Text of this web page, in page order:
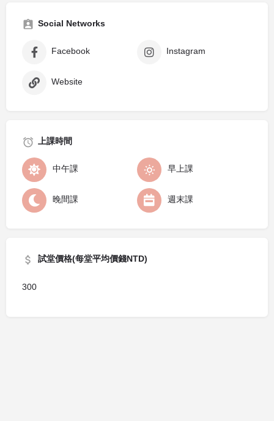
Social Networks
Facebook Instagram
Website
上課時間
中午課 早上課
晚間課 週末課
試堂價格(每堂平均價錢NTD)
300